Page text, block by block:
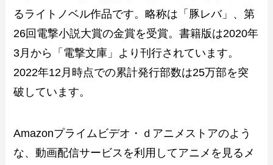
るライトノベル作品です。略称は「豚レバ」、第
26回電撃小説大賞の金賞を受賞。書籍版は2020年
3月から「電撃文庫」より刊行されています。
2022年12月時点での累計発行部数は25万部を突
破しています。
Amazonプライムビデオ・ｄアニメストアのよう
な、動画配信サービスを利用してアニメを見るメ